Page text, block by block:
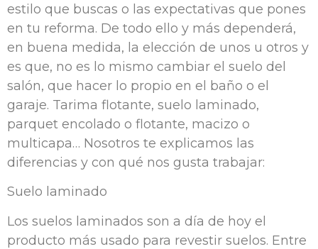
estilo que buscas o las expectativas que pones
en tu reforma. De todo ello y más dependerá,
en buena medida, la elección de unos u otros y
es que, no es lo mismo cambiar el suelo del
salón, que hacer lo propio en el baño o el
garaje. Tarima flotante, suelo laminado,
parquet encolado o flotante, macizo o
multicapa… Nosotros te explicamos las
diferencias y con qué nos gusta trabajar:
Suelo laminado
Los suelos laminados son a día de hoy el
producto más usado para revestir suelos. Entre